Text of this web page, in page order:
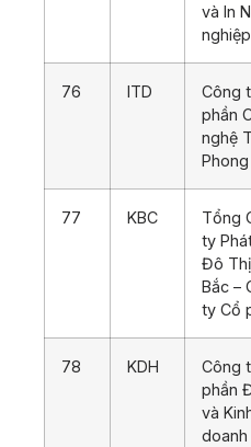
và In
nghiệp
76 ITD
Công
phần
nghệ
Phong
77 KBC
Tổng
ty
Đô
Bắc –
ty Cổ
78 KDH
Công
phần
và
doanh